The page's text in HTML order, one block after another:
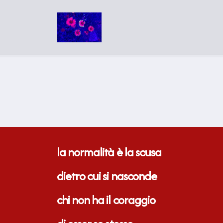
la normalità è la scusa
dietro cui si nasconde
chi non ha il coraggio